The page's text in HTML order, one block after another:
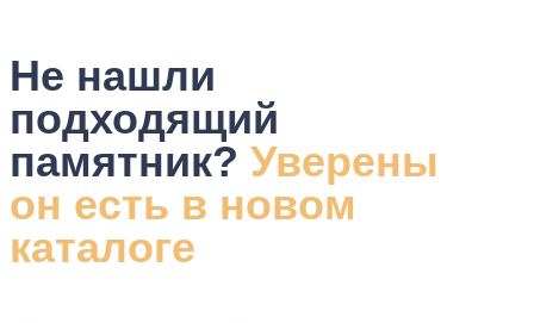
Не нашли
подходящий
памятник? Уверены
он есть в новом
каталоге